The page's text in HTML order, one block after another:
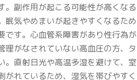
。副作用が起こる可能性が高く
眠気やめまいが起きやすくなる
です。心血管系障害があり性行
理がなされていない高血圧の方
。直射日光や高温多湿を避けて
がれているため、湿気を帯びやす